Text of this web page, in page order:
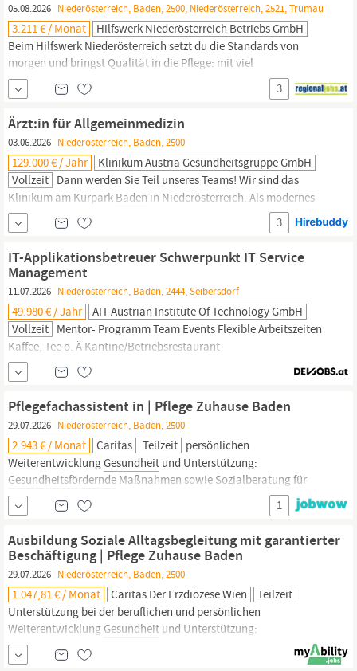
05.08.2026 Niederösterreich, Baden, 2500, Niederösterreich, 2521, Trumau
3.211 € / Monat
Hilfswerk Niederösterreich Betriebs GmbH
Beim Hilfswerk Niederösterreich setzt du die Standards von
morgen und bringst Qualität in die Pflege: mit viel
Eigenverantwortung, deinem Fachwissen und wertvollem
Austausch.Wir sind die Nr. 1 in der Pflege zu Hause! Werde auch
du Teil unseres Teams!In
September die Jobposition Diplomierte
3
Ärzt:in für Allgemeinmedizin
03.06.2026 Niederösterreich, Baden, 2500
129.000 € / Jahr
Klinikum Austria Gesundheitsgruppe GmbH
Vollzeit Dann werden Sie Teil unseres Teams! Wir sind das
Klinikum am Kurpark Baden in Niederösterreich. Als modernes
Kompetenzzentrum bieten wir stationäre medizinische
Rehabilitation und Anschluss-Heilverfahren nach orthopädischen
gemeinsames Ziel ist es, unsere
3
IT-Applikationsbetreuer Schwerpunkt IT Service
Management
11.07.2026 Niederösterreich, Baden, 2444, Seibersdorf
49.980 € / Jahr
AIT Austrian Institute Of Technology GmbH
Vollzeit Mentor- Programm Team Events Flexible Arbeitszeiten
Kaffee, Tee o. Ä Kantine/Betriebsrestaurant
Mitarbeitervergünstigungen Essenszulage Barrierefreiheit Extra
Urlaubstage Handy zur Privatnutzung Psychische
Gesundheitsv.
Home Office Betr. Altersvorsorge Fahrradabstellplatz
Pflegefachassistent in | Pflege Zuhause Baden
29.07.2026 Niederösterreich, Baden, 2500
2.943 € / Monat Caritas Teilzeit persönlichen
WeiterentwicklungGesundheit und Unterstützung:
Gesundheitsfördernde Maßnahmen sowie Sozialberatung für
private und berufliche Herausforderungen Vergünstigungen und
Gutscheine: Ermäßigungen in Shops, Apotheken, Hotels und
spezielle Gutscheine für Mitarbeiter innen mit...
1
Ausbildung Soziale Alltagsbegleitung mit garantierter
Beschäftigung | Pflege Zuhause Baden
29.07.2026 Niederösterreich, Baden, 2500
1.047,81 € / Monat Caritas Der Erzdiözese Wien
Teilzeit
Unterstützung bei der beruflichen und persönlichen
Weiterentwicklung Gesundheit und Unterstützung:
Gesundheitsfördernde
Maßnahmen sowie Sozialberatung für
private und berufliche Herausforderungen Vergünstigungen und